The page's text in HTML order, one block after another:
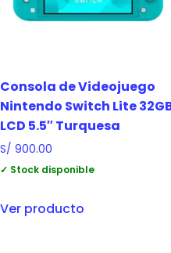
Consola de Videojuego
Nintendo Switch Lite
LCD 5.5″ Turquesa
S/ 900.00
✓ Stock disponible
Ver producto